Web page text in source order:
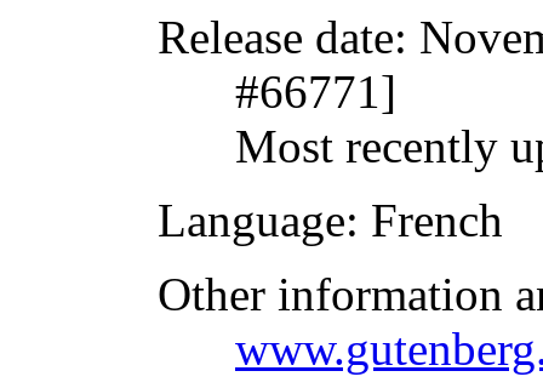
Release date:
#66771]
Most recently
Language: French
Other information